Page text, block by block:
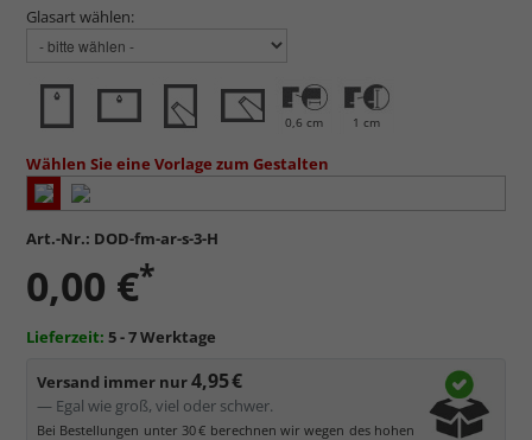
Glasart wählen:
0,6 cm 1 cm
Wählen Sie eine Vorlage zum Gestalten
Art.-Nr.: DOD-fm-ar-s-3-H
0,00 €*
Lieferzeit: 5 - 7 Werktage
Versand immer nur4,95 €
— Egal wie groß, viel oder schwer.
Bei Bestellungen unter 30 € berechnen wir wegen des hohen